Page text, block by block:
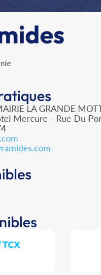
LA GRANDE
Mercure - Rue Du
TCX